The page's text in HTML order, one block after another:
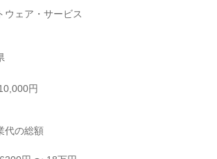
ウェア・サービス
円
代の総額